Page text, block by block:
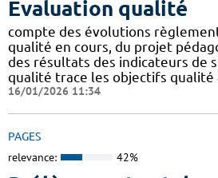
Evaluation qualité
compte des évolutions
qualité en cours, du projet
des résultats des indicateurs de
qualité trace les objectifs qualité
16/01/2026 11:34
PAGES
relevance: 42%